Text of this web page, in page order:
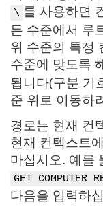
\ 를 사용하면
든 수준에서 루
위 수준의 특정
수준에 맞도록
됩니다(구분 기
준 위로 이동하
경로는 현재 컨
현재 컨텍스트
마십시오. 예를
GET COMPUTER
다음을 입력하